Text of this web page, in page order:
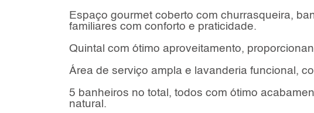
Espaço gourmet coberto com churrasqueira,
familiares com conforto e praticidade.
Quintal com ótimo aproveitamento,
Área de serviço ampla e lavanderia funcional,
5 banheiros no total, todos com ótimo
natural.